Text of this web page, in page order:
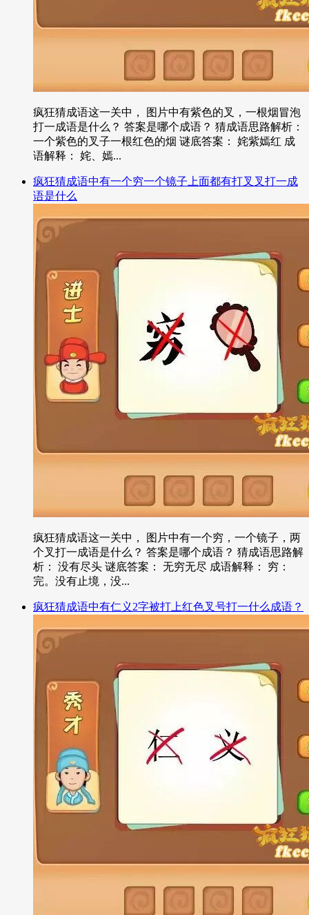
疯狂猜成语这一关中， 图片中有紫色的叉，一根烟冒泡
打一成语是什么？ 答案是哪个成语？ 猜成语思路解析：
一个紫色的叉子一根红色的烟 谜底答案： 姹紫嫣红 成
语解释： 姹、嫣...
疯狂猜成语中有一个穷一个镜子上面都有打叉叉打一成
语是什么
疯狂猜成语这一关中， 图片中有一个穷，一个镜子，两
个叉打一成语是什么？ 答案是哪个成语？ 猜成语思路解
析： 没有尽头 谜底答案： 无穷无尽 成语解释： 穷：
完。没有止境，没...
疯狂猜成语中有仁义2字被打上红色叉号打一什么成语？